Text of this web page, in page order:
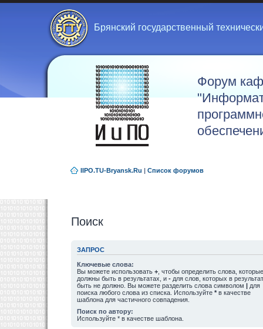
Брянский государственный
Форум
IIPO.TU-Bryansk.Ru | Список форумов
Поиск
ЗАПРОС
Ключевые слова:
Вы можете использовать + , чтобы определить слова, которые
должны быть в результатах, и - для слов, которых в
быть не должно. Вы можете разделить слова символом | для
поиска любого слова из списка. Используйте * в качестве
шаблона для частичного совпадения.
Поиск по автору:
Используйте * в качестве шаблона.